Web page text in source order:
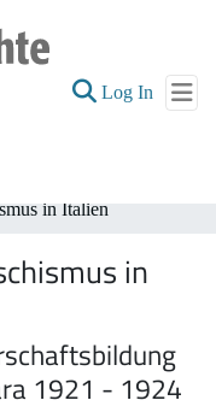
Log In (current)
in Italien
in
1921 - 1924